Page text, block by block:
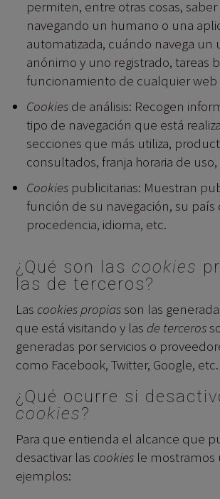
permiten, entre otras cosas,
navegando un humano o una
automatizada, cuándo navega un
anónimo y uno registrado, tareas
funcionamiento de cualquier web
Cookies de análisis: Recogen
tipo de navegación que está
secciones que más utiliza,
consultados, franja horaria de
Cookies publicitarias: Muestran
función de su navegación, su país
procedencia, idioma, etc.
¿Qué son las cookies
las de terceros?
Las cookies propias son las
que está visitando y las de terceros
generadas por servicios o
como Facebook, Twitter, Google, etc.
¿Qué ocurre si
cookies?
Para que entienda el alcance que
desactivar las cookies le mostramos
ejemplos: